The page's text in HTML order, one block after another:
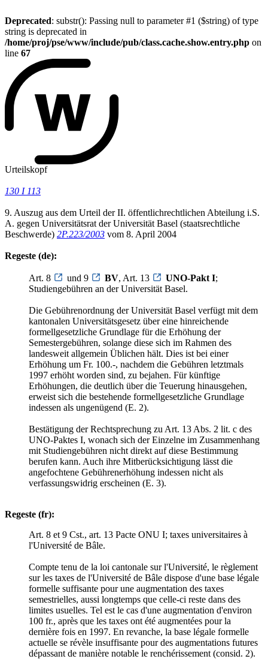
Deprecated: substr(): Passing null to parameter #1 ($string) of type
string is deprecated in
/home/proj/pse/www/include/pub/class.cache.show.entry.php on
line 67
Urteilskopf
130 I 113
9. Auszug aus dem Urteil der II. öffentlichrechtlichen Abteilung i.S.
A. gegen Universitätsrat der Universität Basel (staatsrechtliche
Beschwerde) 2P.223/2003 vom 8. April 2004
Regeste (de):
Art. 8 und 9 BV, Art. 13 UNO-Pakt I;
Studiengebühren an der Universität Basel.
Die Gebührenordnung der Universität Basel verfügt mit dem
kantonalen Universitätsgesetz über eine hinreichende
formellgesetzliche Grundlage für die Erhöhung der
Semestergebühren, solange diese sich im Rahmen des
landesweit allgemein Üblichen hält. Dies ist bei einer
Erhöhung um Fr. 100.-, nachdem die Gebühren letztmals
1997 erhöht worden sind, zu bejahen. Für künftige
Erhöhungen, die deutlich über die Teuerung hinausgehen,
erweist sich die bestehende formellgesetzliche Grundlage
indessen als ungenügend (E. 2).
Bestätigung der Rechtsprechung zu Art. 13 Abs. 2 lit. c des
UNO-Paktes I, wonach sich der Einzelne im Zusammenhang
mit Studiengebühren nicht direkt auf diese Bestimmung
berufen kann. Auch ihre Mitberücksichtigung lässt die
angefochtene Gebührenerhöhung indessen nicht als
verfassungswidrig erscheinen (E. 3).
Regeste (fr):
Art. 8 et 9 Cst., art. 13 Pacte ONU I; taxes universitaires à
l'Université de Bâle.
Compte tenu de la loi cantonale sur l'Université, le règlement
sur les taxes de l'Université de Bâle dispose d'une base légale
formelle suffisante pour une augmentation des taxes
semestrielles, aussi longtemps que celle-ci reste dans des
limites usuelles. Tel est le cas d'une augmentation d'environ
100 fr., après que les taxes ont été augmentées pour la
dernière fois en 1997. En revanche, la base légale formelle
actuelle se révèle insuffisante pour des augmentations futures
dépassant de manière notable le renchérissement (consid. 2).